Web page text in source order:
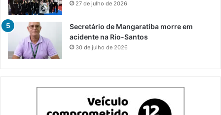
27 de julho de 2026
Secretário de Mangaratiba morre em
acidente na Rio-Santos
30 de julho de 2026